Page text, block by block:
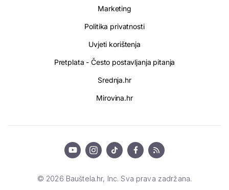
Marketing
Politika privatnosti
Uvjeti korištenja
Pretplata - Često postavljanja pitanja
Srednja.hr
Mirovina.hr
© 2026 Bauštela.hr, Inc. Sva prava zadržana.